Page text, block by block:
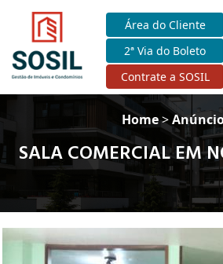
Área do Cliente
2ª Via do Boleto
Contrate a SOSIL
Home>
SALA COMERCIAL EM